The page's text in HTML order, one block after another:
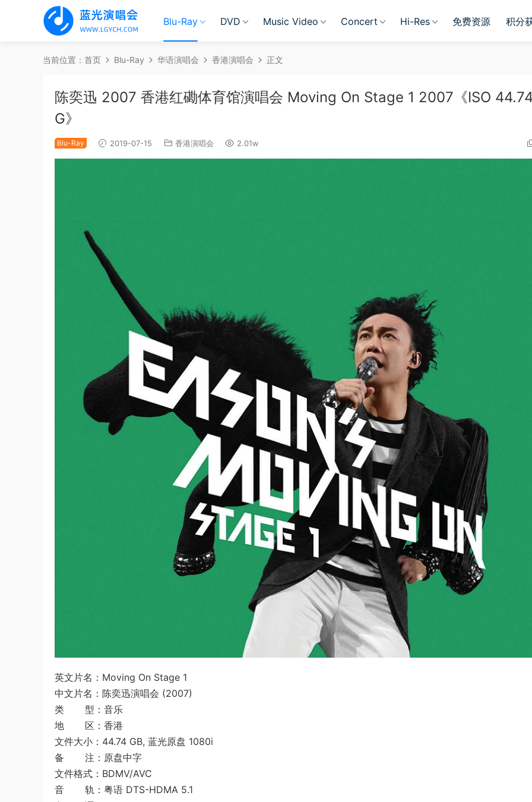
Blu-Ray DVD Music Video Concert Hi-Res 免费资源 积分
当前位置： 首页 Blu-Ray 华语演唱会 香港演唱会 正文
陈奕迅 2007 香港红磡体育馆演唱会 Moving On Stage 1 2007《ISO 44.74
G》
Blu-Ray 2019-07-15 香港演唱会 2.01w
英文片名：Moving On Stage 1
中文片名：陈奕迅演唱会 (2007)
类 型：音乐
地 区：香港
文件大小：44.74 GB, 蓝光原盘 1080i
备 注：原盘中字
文件格式：BDMV/AVC
音 轨：粤语 DTS-HDMA 5.1